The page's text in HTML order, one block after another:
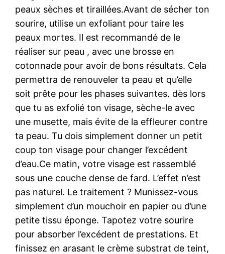
peaux sèches et tiraillées.Avant de sécher ton
sourire, utilise un exfoliant pour taire les
peaux mortes. Il est recommandé de le
réaliser sur peau , avec une brosse en
cotonnade pour avoir de bons résultats. Cela
permettra de renouveler ta peau et qu’elle
soit prête pour les phases suivantes. dès lors
que tu as exfolié ton visage, sèche-le avec
une musette, mais évite de la effleurer contre
ta peau. Tu dois simplement donner un petit
coup ton visage pour changer l’excédent
d’eau.Ce matin, votre visage est rassemblé
sous une couche dense de fard. L’effet n’est
pas naturel. Le traitement ? Munissez-vous
simplement d’un mouchoir en papier ou d’une
petite tissu éponge. Tapotez votre sourire
pour absorber l’excédent de prestations. Et
finissez en arasant le crème substrat de teint,